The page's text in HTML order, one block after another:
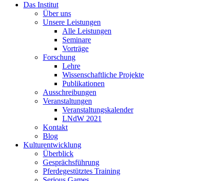
Das Institut
Über uns
Unsere Leistungen
Alle Leistungen
Seminare
Vorträge
Forschung
Lehre
Wissenschaftliche Projekte
Publikationen
Ausschreibungen
Veranstaltungen
Veranstaltungskalender
LNdW 2021
Kontakt
Blog
Kulturentwicklung
Überblick
Gesprächsführung
Pferdegestütztes Training